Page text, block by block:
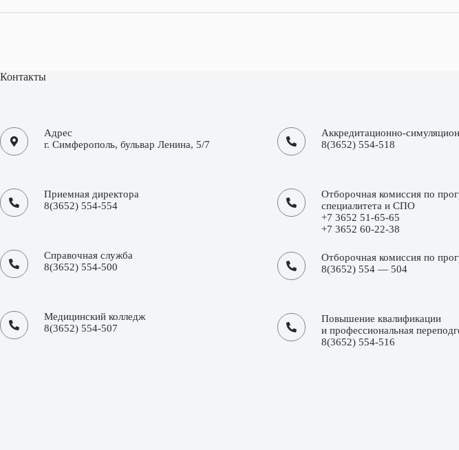
Контакты
Адрес
г. Симферополь, бульвар Ленина, 5/7
Приемная директора
8(3652) 554-554
Справочная служба
8(3652) 554-500
Медицинский колледж
8(3652) 554-507
Аккредитационно-
8(3652) 554-518
Отборочная комиссия по
специалитета и СПО
+7 3652 51-65-65
+7 3652 60-22-38
Отборочная комиссия по
8(3652) 554 — 504
Повышение квалификации
и профессиональная
8(3652) 554-516